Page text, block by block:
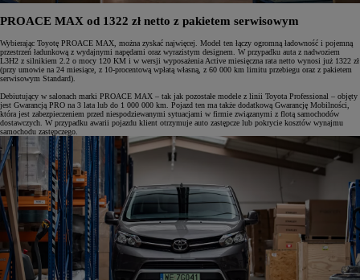
PROACE MAX od 1322 zł netto z pakietem serwisowym
Wybierając Toyotę PROACE MAX, można zyskać najwięcej. Model ten łączy ogromną ładowność i pojemną
przestrzeń ładunkową z wydajnymi napędami oraz wyrazistym designem. W przypadku auta z nadwoziem
L3H2 z silnikiem 2.2 o mocy 120 KM i w wersji wyposażenia Active miesięczna rata netto wynosi już 1322 zł
(przy umowie na 24 miesiące, z 10-procentową wpłatą własną, z 60 000 km limitu przebiegu oraz z pakietem
serwisowym Standard).
Debiutujący w salonach marki PROACE MAX – tak jak pozostałe modele z linii Toyota Professional – objęty
jest Gwarancją PRO na 3 lata lub do 1 000 000 km. Pojazd ten ma także dodatkową Gwarancję Mobilności,
która jest zabezpieczeniem przed niespodziewanymi sytuacjami w firmie związanymi z flotą samochodów
dostawczych. W przypadku awarii pojazdu klient otrzymuje auto zastępcze lub pokrycie kosztów wynajmu
samochodu zastępczego.